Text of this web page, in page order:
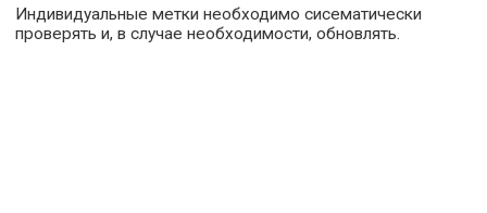
Индивидуальные метки необходимо сисематически
проверять и, в случае необходимости, обновлять.